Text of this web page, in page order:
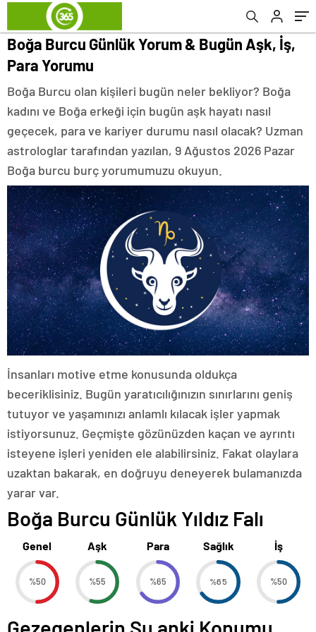
Boğa Burcu Günlük Yorum & Bugün Aşk, İş,
Para Yorumu
Boğa Burcu olan kişileri bugün neler bekliyor? Boğa
kadını ve Boğa erkeği için bugün aşk hayatı nasıl
geçecek, para ve kariyer durumu nasıl olacak? Uzman
astrologlar tarafından yazılan, 9 Ağustos 2026 Pazar
Boğa burcu burç yorumumuzu okuyun.
İnsanları motive etme konusunda oldukça
beceriklisiniz. Bugün yaratıcılığınızın sınırlarını geniş
tutuyor ve yaşamınızı anlamlı kılacak işler yapmak
istiyorsunuz. Geçmişte gözünüzden kaçan ve ayrıntı
isteyene işleri yeniden ele alabilirsiniz. Fakat olaylara
uzaktan bakarak, en doğruyu deneyerek bulamanızda
yarar var.
Boğa Burcu Günlük Yıldız Falı
Genel
%50
Aşk
%55
Para
%65
Sağlık
%65
İş
%50